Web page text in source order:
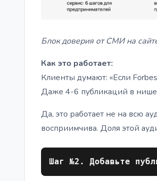
Блок доверия от СМИ на
Как это работает:
Клиенты думают: «Если
Даже 4-6 публикаций в
Да, это работает не на всю
восприимчива. Доля этой
Шаг №2. Добавьте